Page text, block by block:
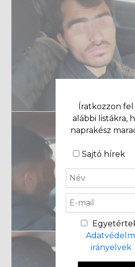
Íratkozzon fel
alábbi listákra,
naprakész
Sajtó hírek
irányelvek